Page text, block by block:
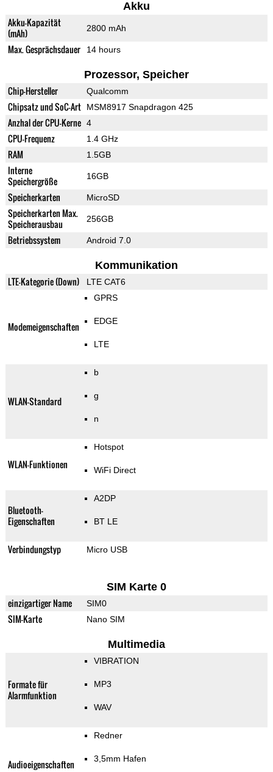
Akku
Akku-Kapazität
(mAh)
2800 mAh
Max. Gesprächsdauer 14 hours
Prozessor, Speicher
Chip-Hersteller Qualcomm
Chipsatz und SoC-Art MSM8917 Snapdragon 425
Anzhal der CPU-Kerne 4
CPU-Frequenz 1.4 GHz
RAM 1.5GB
Interne
Speichergröße
16GB
Speicherkarten MicroSD
Speicherkarten Max.
Speicherausbau
256GB
Betriebssystem Android 7.0
Kommunikation
LTE-Kategorie (Down) LTE CAT6
Modemeigenschaften
GPRS
EDGE
LTE
WLAN-Standard
b
g
n
WLAN-Funktionen
Hotspot
WiFi Direct
Bluetooth-
Eigenschaften
A2DP
BT LE
Verbindungstyp Micro USB
SIM Karte 0
einzigartiger Name SIM0
SIM-Karte Nano SIM
Multimedia
Formate für
Alarmfunktion
VIBRATION
MP3
WAV
Audioeigenschaften
Redner
3,5mm Hafen